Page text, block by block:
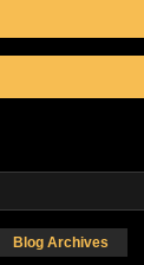
Blog Archives